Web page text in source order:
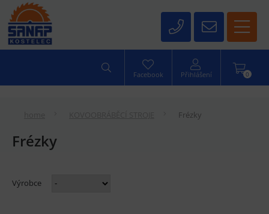
0
Facebook Přihlášení
Frézky
Frézky
Výrobce